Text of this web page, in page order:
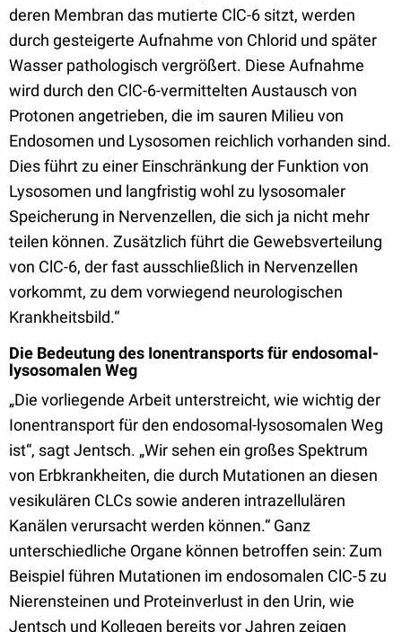
deren Membran das mutierte ClC-6 sitzt, werden
durch gesteigerte Aufnahme von Chlorid und später
Wasser pathologisch vergrößert. Diese Aufnahme
wird durch den ClC-6-vermittelten Austausch von
Protonen angetrieben, die im sauren Milieu von
Endosomen und Lysosomen reichlich vorhanden sind.
Dies führt zu einer Einschränkung der Funktion von
Lysosomen und langfristig wohl zu lysosomaler
Speicherung in Nervenzellen, die sich ja nicht mehr
teilen können. Zusätzlich führt die Gewebsverteilung
von ClC-6, der fast ausschließlich in Nervenzellen
vorkommt, zu dem vorwiegend neurologischen
Krankheitsbild.“
Die Bedeutung des Ionentransports für endosomal-
lysosomalen Weg
„Die vorliegende Arbeit unterstreicht, wie wichtig der
Ionentransport für den endosomal-lysosomalen Weg
ist“, sagt Jentsch. „Wir sehen ein großes Spektrum
von Erbkrankheiten, die durch Mutationen an diesen
vesikulären CLCs sowie anderen intrazellulären
Kanälen verursacht werden können.“ Ganz
unterschiedliche Organe können betroffen sein: Zum
Beispiel führen Mutationen im endosomalen ClC-5 zu
Nierensteinen und Proteinverlust in den Urin, wie
Jentsch und Kollegen bereits vor Jahren zeigen